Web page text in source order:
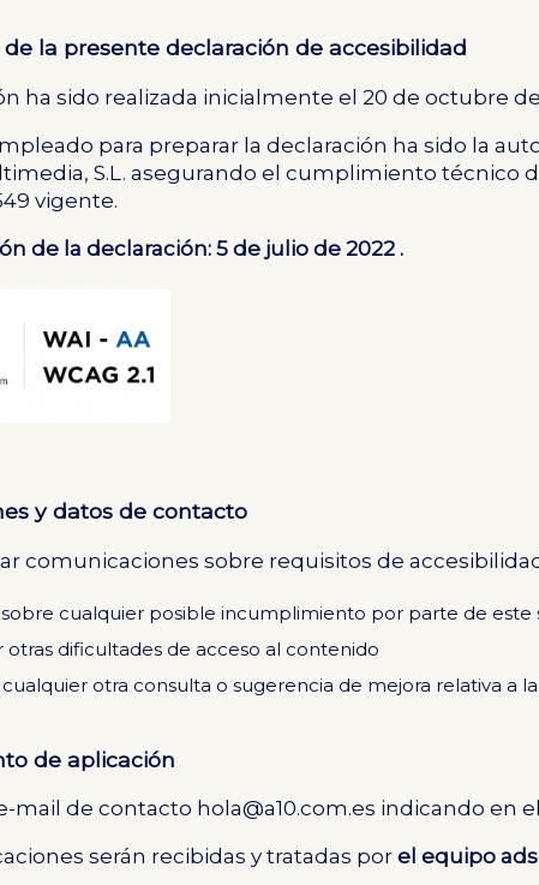
de la presente declaración de accesibilidad
ha sido realizada inicialmente el 20 de octubre
para preparar la declaración ha sido la
S.L. asegurando el cumplimiento técnico
vigente.
de la declaración: 5 de julio de 2022 .
y datos de contacto
comunicaciones sobre requisitos de
cualquier posible incumplimiento por parte de este
otras dificultades de acceso al contenido
otra consulta o sugerencia de mejora relativa a
de aplicación
mail de contacto hola@a10.com.es indicando en
serán recibidas y tratadas porel equipo